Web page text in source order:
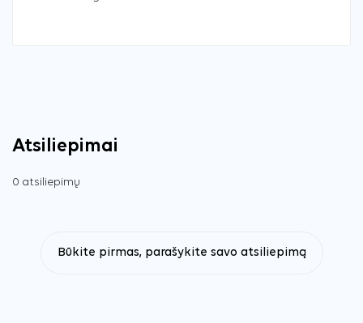
Atsiliepimai
0 atsiliepimų
Būkite pirmas, parašykite savo atsiliepimą